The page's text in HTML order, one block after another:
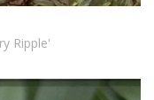
Ripple'